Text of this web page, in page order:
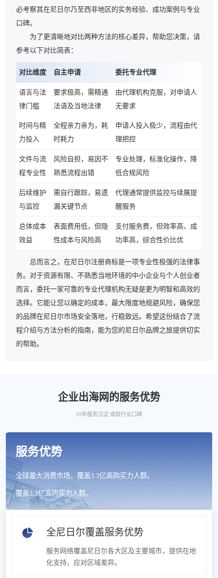
必考察其在尼日尔乃至西非地区的实务经验、成功案例与专业
口碑。
为了更清晰地对比两种方法的核心差异，帮助您决策，请
参考以下对比简表：
对比维度 自主申请 委托专业代理
语言与法
律门槛
要求极高，需精通
法语及当地法律
由代理机构克服，对申请人
无要求
时间与精
力投入
全程亲力亲为，耗
时耗力
申请人投入极少，流程由代
理把控
文件与流
程专业性
风险自担，易因不
熟悉流程出错
专业处理，标准化操作，降
低合规风险
后续维护
与监控
需自行跟踪，易遗
漏关键节点
代理通常提供监控与续展提
醒服务
总体成本
效益
表面费用低，但隐
性成本与风险高
支付服务费，但效率高、成
功率高，综合性价比优
总而言之，在尼日尔注册商标是一项专业性极强的法律事
务。对于资源有限、不熟悉当地环境的中小企业与个人创业者
而言，委托一家可靠的专业代理机构无疑是更为明智和高效的
选择。它能让您以确定的成本，最大限度地规避风险，确保您
的品牌在尼日尔市场安全落地，行稳致远。希望这份结合了流
程介绍与方法分析的指南，能为您的尼日尔品牌之旅提供切实
的帮助。
企业出海网的服务优势
10年服务沉淀 成就行业口碑
服务优势
全球最大消费市场，覆盖3.3亿高购买力人群。
覆盖3.3亿高购买力人群。
全尼日尔覆盖服务优势
服务网络覆盖尼日尔各大区及主要城市，提供在地
化支持，应对区域差异。